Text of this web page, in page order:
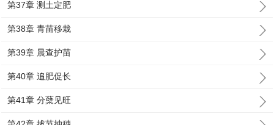
第37章 测土定肥
第38章 青苗移栽
第39章 晨查护苗
第40章 追肥促长
第41章 分蘖见旺